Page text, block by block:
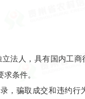
法人，具有国内工
条件。
，骗取成交和违约